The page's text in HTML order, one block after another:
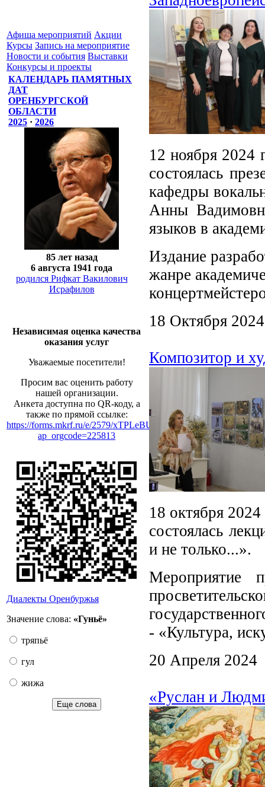
Афиша мероприятий Акции
Курсы Запись на мероприятие
Новости и события Выставки
Конкурсы и проекты
КАЛЕНДАРЬ ПАМЯТНЫХ
ДАТ
ОРЕНБУРГСКОЙ
ОБЛАСТИ
2025 · 2026
85 лет назад
6 августа 1941 года
родился Рифкат Вакилович
Исрафилов
Независимая оценка качества
оказания услуг
Уважаемые посетители!
Просим вас оценить работу
нашей организации.
Анкета доступна по QR-коду, а
также по прямой ссылке:
https://forms.mkrf.ru/e/2579/xTPLeBU7/?
ap_orgcode=225813
Диалекты Оренбуржья
Значение слова: «Гуньё»
тряпьё
гул
жижа
Еще слова
12 ноября 2024
состоялась
кафедры
Анны
языков в
Издание
жанре
18 Октября 2024
Композитор и
18 октября
состоялась
и не только...».
Мероприятие
- «Культура,
20 Апреля 2024
«Руслан и